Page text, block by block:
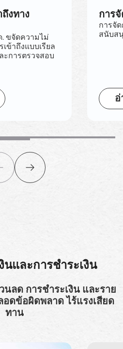
งทาง
ขจัดความไม่
ข้าถึงแบบเรียล
ะการตรวจสอบ
การ
การจั
สนับส
นและการชำระเงิน
ลด การชำระเงิน และราย
ดข้อผิดพลาด ไร้แรงเสียด
ทาน